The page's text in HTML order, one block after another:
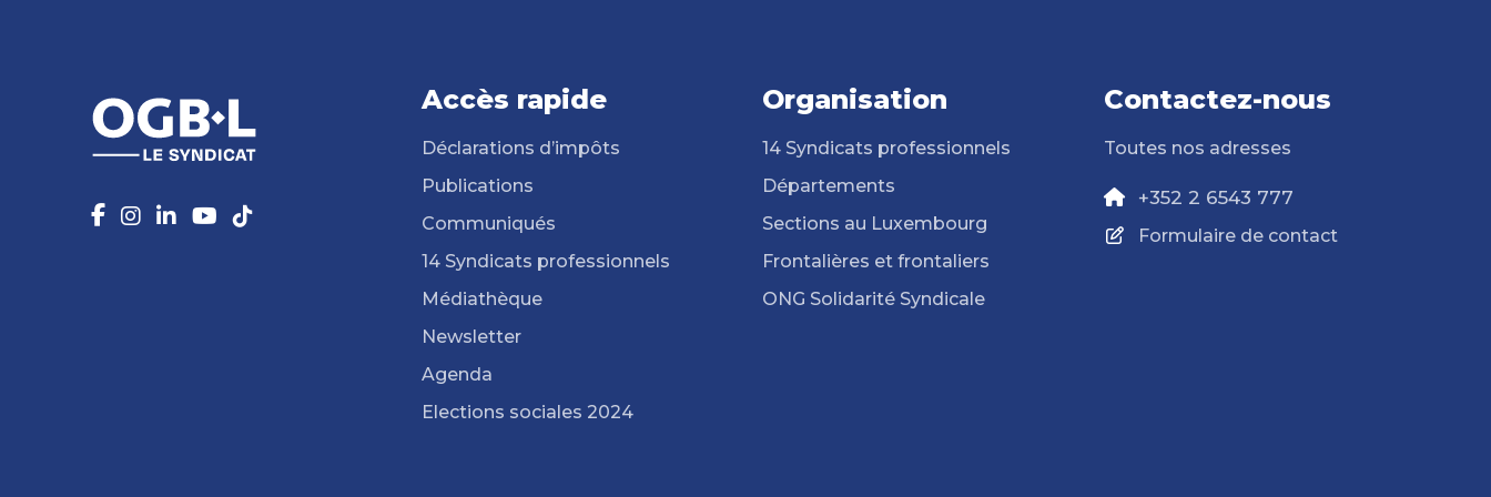
Accès rapide
Déclarations d’impôts
Publications
Communiqués
14 Syndicats professionnels
Médiathèque
Newsletter
Agenda
Elections sociales 2024
Organisation
14 Syndicats professionnels
Départements
Sections au Luxembourg
Frontalières et frontaliers
ONG Solidarité Syndicale
Contactez-nous
Toutes nos adresses
+352 2 6543 777
Formulaire de contact